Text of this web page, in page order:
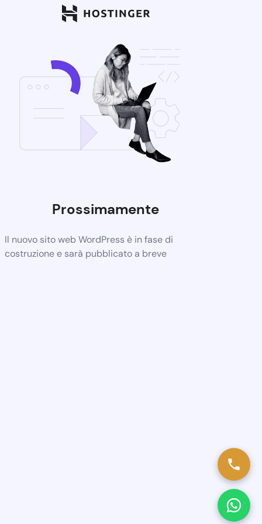
Prossimamente
Il nuovo sito web WordPress è in fase di
costruzione e sarà pubblicato a breve